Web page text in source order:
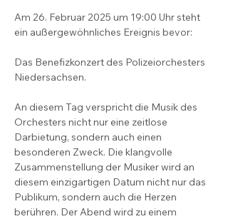
Am 26. Februar 2025 um 19:00 Uhr steht
ein außergewöhnliches Ereignis bevor:
Das Benefizkonzert des Polizeiorchesters
Niedersachsen.
An diesem Tag verspricht die Musik des
Orchesters nicht nur eine zeitlose
Darbietung, sondern auch einen
besonderen Zweck. Die klangvolle
Zusammenstellung der Musiker wird an
diesem einzigartigen Datum nicht nur das
Publikum, sondern auch die Herzen
berühren. Der Abend wird zu einem